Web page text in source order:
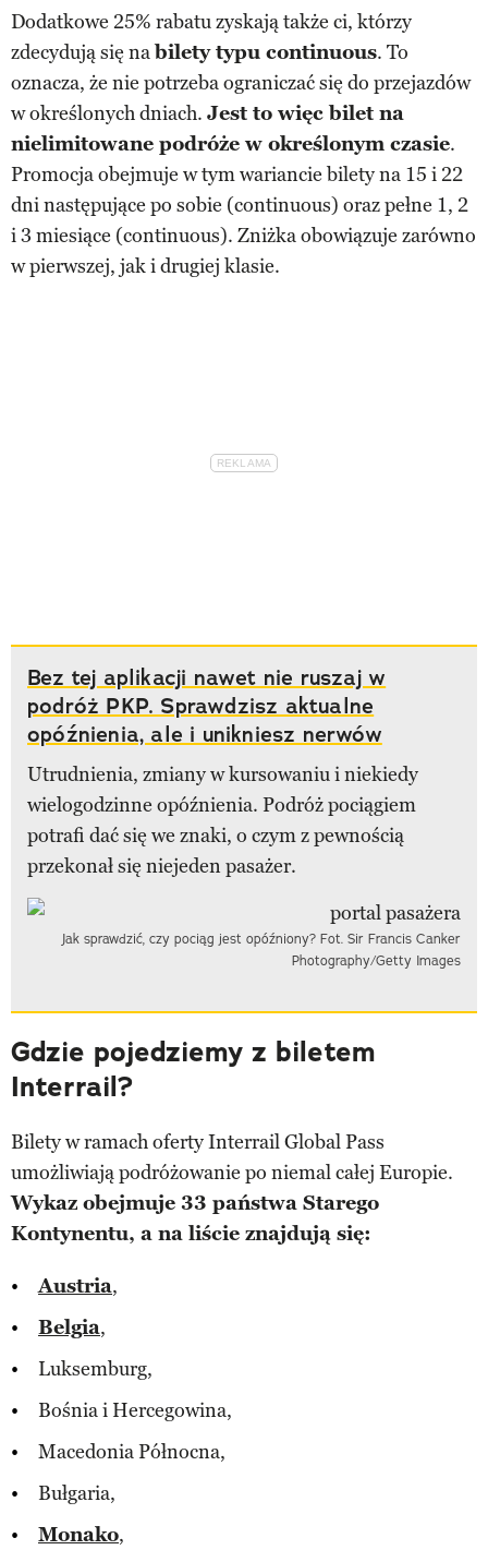
Dodatkowe 25% rabatu zyskają także ci, którzy
zdecydują się nabilety typu continuous. To
oznacza, że nie potrzeba ograniczać się do przejazdów
w określonych dniach. Jest to więc bilet na
nielimitowane podróże w określonym czasie.
Promocja obejmuje w tym wariancie bilety na 15 i 22
dni następujące po sobie (continuous) oraz pełne 1, 2
i 3 miesiące (continuous). Zniżka obowiązuje zarówno
w pierwszej, jak i drugiej klasie.
Bez tej aplikacji nawet nie ruszaj w
podróż PKP. Sprawdzisz aktualne
opóźnienia, ale i unikniesz nerwów
Utrudnienia, zmiany w kursowaniu i niekiedy
wielogodzinne opóźnienia. Podróż pociągiem
potrafi dać się we znaki, o czym z pewnością
przekonał się niejeden pasażer.
Jak sprawdzić, czy pociąg jest opóźniony? Fot. Sir Francis Canker
Photography/Getty Images
Gdzie pojedziemy z biletem
Interrail?
Bilety w ramach oferty Interrail Global Pass
umożliwiają podróżowanie po niemal całej Europie.
Wykaz obejmuje 33 państwa Starego
Kontynentu, a na liście znajdują się:
Austria,
Belgia,
Luksemburg,
Bośnia i Hercegowina,
Macedonia Północna,
Bułgaria,
Monako,